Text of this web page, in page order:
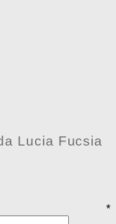
Lucia Fucsia
*